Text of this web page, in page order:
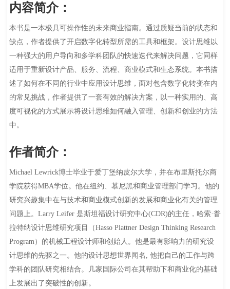
内容简介：
本书是一本极具可操作性的未来商业指南。通过质疑当前的状态和
缺点，作者提供了开启数字化转型所需的工具和框架。设计思维以
一种强大的用户导向和多学科团队的快速迭代来解决问题，它同样
适用于重新设计产品、服务、流程、商业模式和生态系统。本书描
述了如何在不同的行业中应用设计思维，面对包含数字化转变在内
的常见挑战，作者提供了一套有效的解决方案，以一种实用的、高
度可视化的方式展示将设计思维如何融入管理、创新和创业的方法
中。
作者简介：
Michael Lewrick博士毕业于爱丁堡纳皮尔大学，并在布里斯托尔商
学院获得MBA学位。他在纽约、慕尼黑和商业管理部门学习。他的
研究兴趣集中在与技术和商业模式创新的发展和商业化有关的管理
问题上。Larry Leifer 是斯坦福设计研究中心(CDR)的主任，哈索·普
拉特纳设计思维研究项目（Hasso Plattner Design Thinking Research
Program）的机械工程设计师和创始人。他是最有影响力的研究设
计思维的先驱之一。他的设计思想世界闻名, 他把自己的工作与跨
学科的团队研究相结合。几家国际公司在其帮助下和商业化的基础
上发展出了突破性的创新。